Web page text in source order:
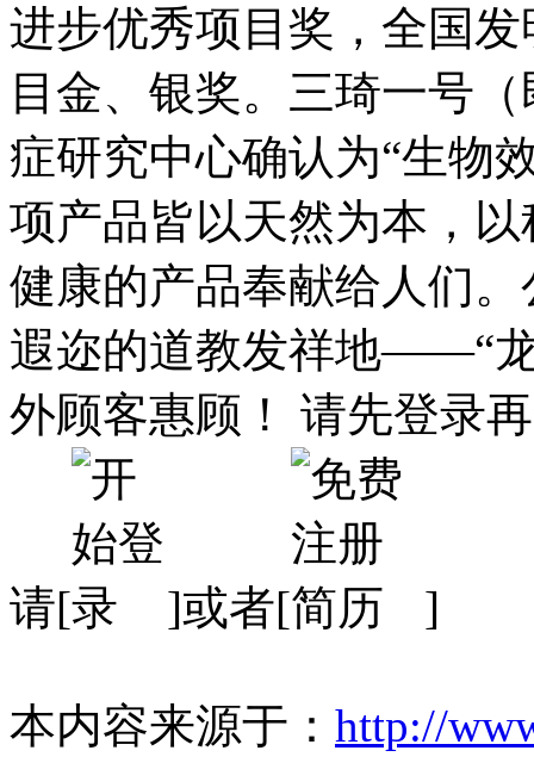
进步优秀项目奖，全国
目金、银奖。三琦一号
症研究中心确认为“生
项产品皆以天然为本，
健康的产品奉献给人们
遐迩的道教发祥地——“
外顾客惠顾！ 请先登录
请[ ]或者[ ]
本内容来源于： http://